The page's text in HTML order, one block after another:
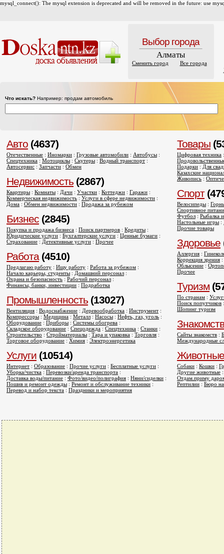
mysql_connect(): The mysql extension is deprecated and will be removed in the future: use
Выбор города
Алматы
Сменить город
Все города
Что искать? Например: продам автомобиль
Авто (4637)
Отечественные : Иномарки : Грузовые автомобили : Автобусы :
Спецтехника : Мотоциклы : Скутеры : Водный транспорт :
Автосервис : Запчасти : Обмен
Недвижимость (2867)
Квартиры : Комнаты : Дачи : Участки : Коттеджи : Гаражи :
Коммерческая недвижимость : Услуги в сфере недвижимости :
Дома : Обмен недвижимости : Продажа за рубежом
Бизнес (2845)
Покупка и продажа бизнеса : Поиск партнеров : Кредиты :
Юридические услуги : Бухгалтерские услуги : Ценные бумаги :
Страхование : Детективные услуги : Прочее
Работа (4510)
Предлагаю работу : Ищу работу : Работа за рубежом :
Начало карьеры, студенты : Домашний персонал :
Охрана и безопасность : Рабочий персонал :
Финансы, банки, инвестиции : Подработка
Промышленность (13027)
Вентиляция : Водоснабжение : Деревообработка : Инструмент :
Компрессоры : Медицина : Металл : Насосы : Нефть, газ, уголь :
Оборудование : Приборы : Системы обогрева :
Складское оборудование : Спецодежда : Спецтехника : Станки :
Строительство : Стройматериалы : Тара и упаковка : Торговля :
Торговое оборудование : Химия : Электроэнергетика
Услуги (10514)
Интернет : Образование : Прочие услуги : Бесплатные услуги :
Уборка/чистка : Перевозки/аренда транспорта :
Доставка воды/питание : Фото/видео/полиграфия : Няни/сиделки :
Пошив и ремонт одежды : Ремонт и обслуживание техники :
Перевод и набор текста : Праздники и мероприятия
Товары
Цифровая техника
Подарки : Для
Казахские
Живопись :
Спорт
Велосипеды :
Спортивное
Футбол : Рыбалка
Настольные игры :
Прочие товары
Здоровье
Аллергия :
Коррекция зрения :
Облысение :
Прочее
Туризм
По странам :
Поиск попутчиков
Шопинг туризм
Сайты знакомств :
Международные
Животные
Собаки : Кошки :
Другие животные
Отдам.приму
Рептилии : Бюро